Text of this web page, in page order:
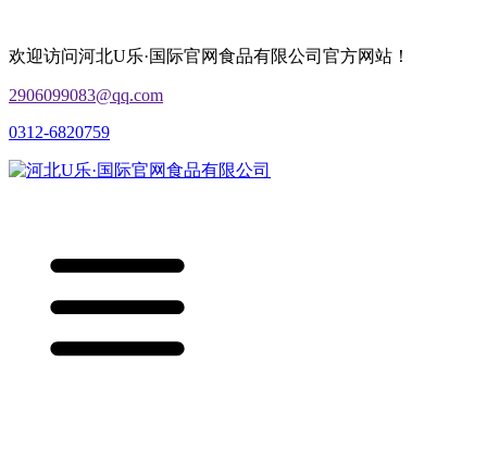
欢迎访问河北U乐·国际官网食品有限公司官方网站！
2906099083@qq.com
0312-6820759